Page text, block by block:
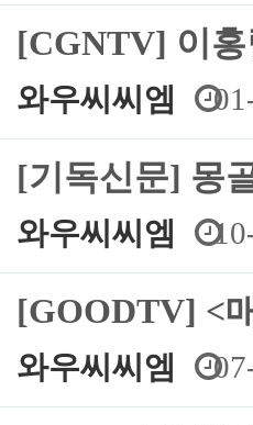
[CGNTV] 이
와우씨씨엠
[기독신문] 몽
와우씨씨엠
[GOODTV] <
와우씨씨엠